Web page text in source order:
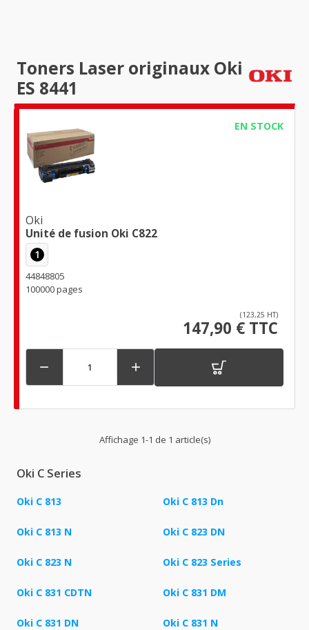
Toners Laser originaux Oki
ES 8441
EN STOCK
Oki
Unité de fusion Oki C822
1
44848805
100000 pages
(123,25 HT)
147,90 € TTC
 
Affichage 1-1 de 1 article(s)
Oki C Series
Oki C 813 Oki C 813 Dn
Oki C 813 N Oki C 823 DN
Oki C 823 N Oki C 823 Series
Oki C 831 CDTN Oki C 831 DM
Oki C 831 DN Oki C 831 N